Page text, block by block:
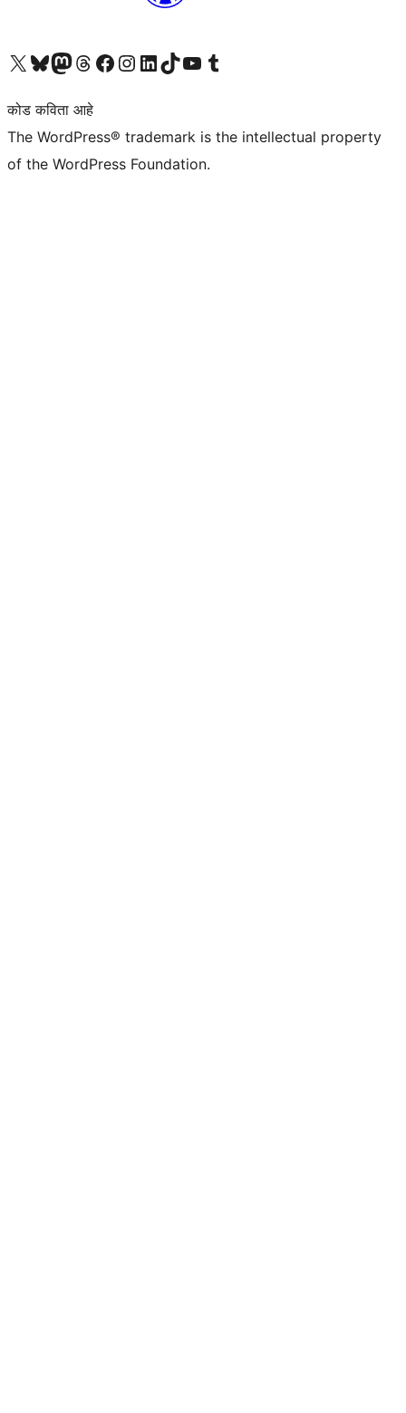
आमच्या X (एक्स) (पूर्वीचे ट्विटर) खात्याला भेट द्या आमच्या ब्लूस्की खात्याला भेट द्या.आमच्या Mastodon खात्याला भेट द्या.आमच्या थ्रेड्स खात्याला भेट द्या. आमच्या फेसबुक पेजला भेट द्या आमच्या इंस्टाग्राम खात्याला भेट द्या आमच्या लिंक्डइन खात्याला भेट द्या आमच्या टिकटॉक अकाउंटला भेट द्या.आमच्या यूट्यूब चॅनेलला भेट द्या आमच्या टंबलर खात्याला भेट द्या.
कोड कविता आहे
The WordPress® trademark is the intellectual property
of the WordPress Foundation.